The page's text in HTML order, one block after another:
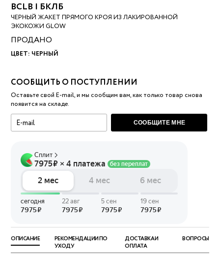
BCLB | БКЛБ
ЧЕРНЫЙ ЖАКЕТ ПРЯМОГО КРОЯ ИЗ ЛАКИРОВАННОЙ
ЭКОКОЖИ GLOW
ПРОДАНО
ЦВЕТ: ЧЕРНЫЙ
СООБЩИТЬ О ПОСТУПЛЕНИИ
Оставьте свой E-mail, и мы сообщим вам, как только товар снова
появится на складе.
СООБЩИТЕ МНЕ
ОПИСАНИЕ
РЕКОМЕНДАЦИИ ПО
УХОДУ
ДОСТАВКА И
ОПЛАТА
ВОПРОСЫ